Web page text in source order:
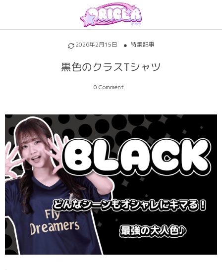
2026年2月15日 特集記事
黒色のクラスTシャツ
0 Comment
お支払い方法
キャンセル・変更
責任をもってお届けします
バスケユニフォーム
バスケビブス
パロディ
パーカー・トレーナー
ポロシャツ
部活動クラスTシャツ
背番号・背ネーム
背番号背ネームのフォントについて